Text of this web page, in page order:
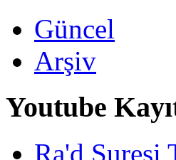
Güncel
Arşiv
Youtube
Ra'd Suresi